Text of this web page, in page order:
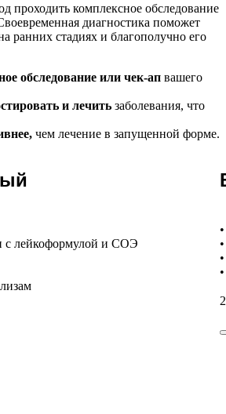
проходить комплексное обследование
диагностика поможет
ранних стадиях и благополучно его
обследование или чек-ап вашего
и лечить заболевания, что
чем лечение в запущенной форме.
с лейкоформулой и СОЭ